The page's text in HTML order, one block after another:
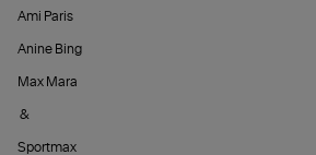
Ami Paris
Anine Bing
Max Mara
&
Sportmax